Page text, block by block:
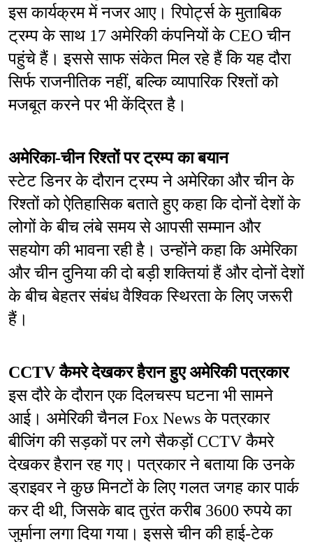
इस कार्यक्रम में नजर आए। रिपोर्ट्स के मुताबिक
ट्रम्प के साथ 17 अमेरिकी कंपनियों के CEO चीन
पहुंचे हैं। इससे साफ संकेत मिल रहे हैं कि यह दौरा
सिर्फ राजनीतिक नहीं, बल्कि व्यापारिक रिश्तों को
मजबूत करने पर भी केंद्रित है।
अमेरिका-चीन रिश्तों पर ट्रम्प का बयान
स्टेट डिनर के दौरान ट्रम्प ने अमेरिका और चीन के
रिश्तों को ऐतिहासिक बताते हुए कहा कि दोनों देशों के
लोगों के बीच लंबे समय से आपसी सम्मान और
सहयोग की भावना रही है। उन्होंने कहा कि अमेरिका
और चीन दुनिया की दो बड़ी शक्तियां हैं और दोनों देशों
के बीच बेहतर संबंध वैश्विक स्थिरता के लिए जरूरी
हैं।
CCTV कैमरे देखकर हैरान हुए अमेरिकी पत्रकार
इस दौरे के दौरान एक दिलचस्प घटना भी सामने
आई। अमेरिकी चैनल Fox News के पत्रकार
बीजिंग की सड़कों पर लगे सैकड़ों CCTV कैमरे
देखकर हैरान रह गए। पत्रकार ने बताया कि उनके
ड्राइवर ने कुछ मिनटों के लिए गलत जगह कार पार्क
कर दी थी, जिसके बाद तुरंत करीब 3600 रुपये का
जुर्माना लगा दिया गया। इससे चीन की हाई-टेक